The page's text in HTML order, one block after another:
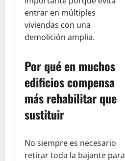
entrar en múltiples
viviendas con una
demolición amplia.
Por qué en muchos
edificios compensa
más rehabilitar que
sustituir
No siempre es necesario
retirar toda la bajante para